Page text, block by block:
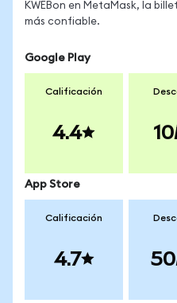
KWEBon en MetaMask, la
más confiable.
Google Play
Calificación
4.4
App Store
Calificación
4.7